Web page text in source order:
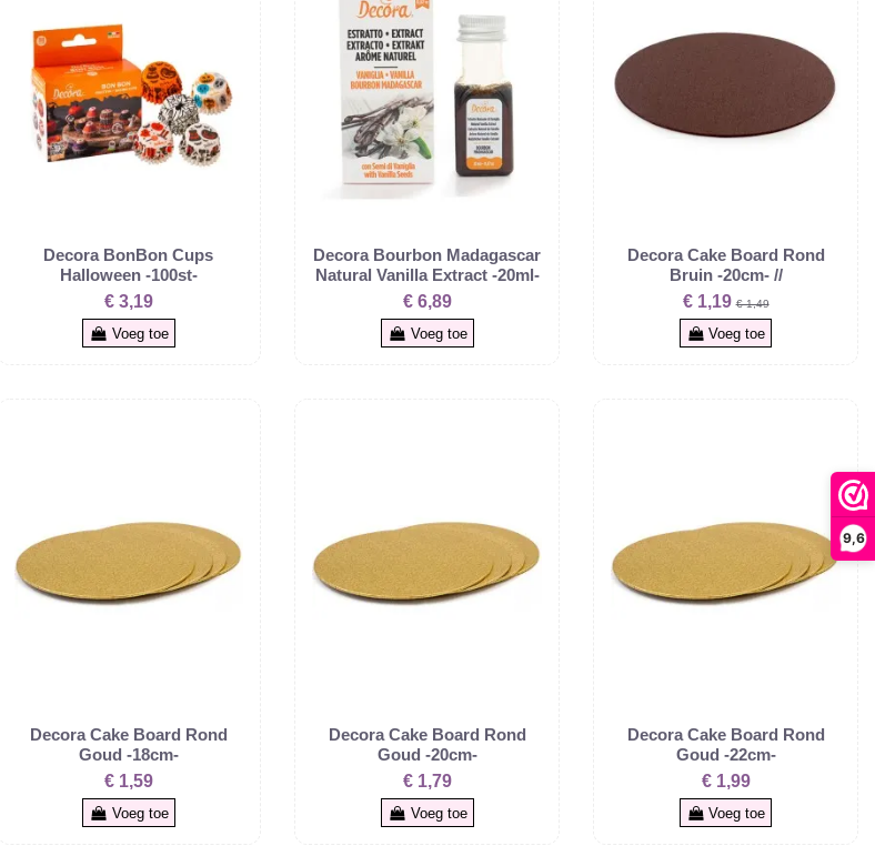
9,6
Decora BonBon Cups
Halloween -100st-
€ 3,19
Voeg toe
Decora Bourbon Madagascar
Natural Vanilla Extract -20ml-
€ 6,89
Voeg toe
Decora Cake Board Rond
Bruin -20cm- //
€ 1,19€ 1,49
Voeg toe
Decora Cake Board Rond
Goud -18cm-
€ 1,59
Voeg toe
Decora Cake Board Rond
Goud -20cm-
€ 1,79
Voeg toe
Decora Cake Board Rond
Goud -22cm-
€ 1,99
Voeg toe